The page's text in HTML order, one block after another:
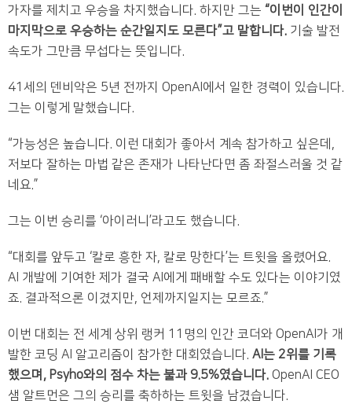
가자를 제치고 우승을 차지했습니다. 하지만 그는 “이번이 인간이
마지막으로 우승하는 순간일지도 모른다”고 말합니다. 기술 발전
속도가 그만큼 무섭다는 뜻입니다.
41세의 덴비악은 5년 전까지 OpenAI에서 일한 경력이 있습니다.
그는 이렇게 말했습니다.
“가능성은 높습니다. 이런 대회가 좋아서 계속 참가하고 싶은데,
저보다 잘하는 마법 같은 존재가 나타난다면 좀 좌절스러울 것 같
네요.”
그는 이번 승리를 ‘아이러니’라고도 했습니다.
“대회를 앞두고 ‘칼로 흥한 자, 칼로 망한다’는 트윗을 올렸어요.
AI 개발에 기여한 제가 결국 AI에게 패배할 수도 있다는 이야기였
죠. 결과적으론 이겼지만, 언제까지일지는 모르죠.”
이번 대회는 전 세계 상위 랭커 11명의 인간 코더와 OpenAI가 개
발한 코딩 AI 알고리즘이 참가한 대회였습니다. AI는 2위를 기록
했으며, Psyho와의 점수 차는 불과 9.5%였습니다. OpenAI CEO
샘 알트먼은 그의 승리를 축하하는 트윗을 남겼습니다.